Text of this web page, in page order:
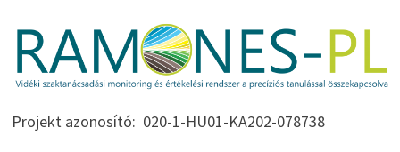
Projekt azonosító: 020-1-HU01-KA202-078738